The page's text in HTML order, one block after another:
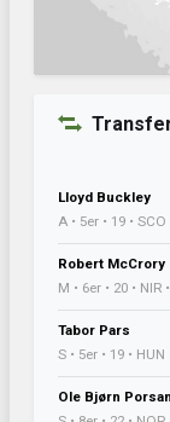
Lloyd Buckley
A • 5er • 19 •
Robert McCrory
M • 6er • 20 • NIR
Tabor Pars
S • 5er • 19 •
Ole Bjørn